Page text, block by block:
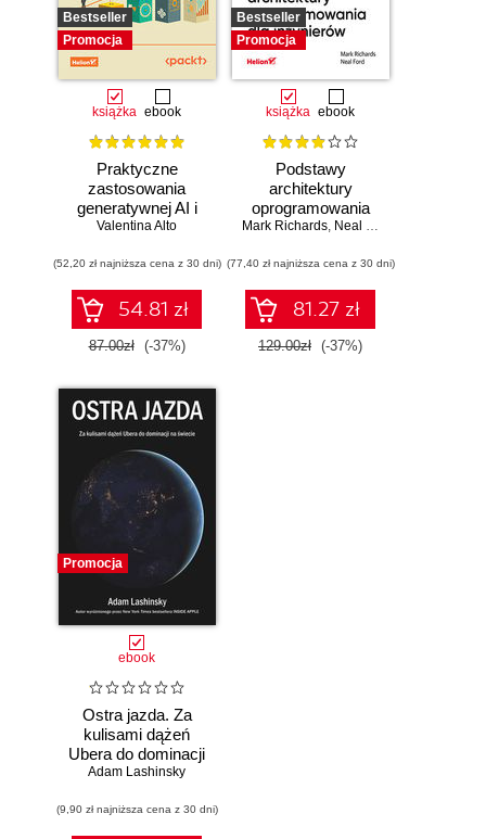
Bestseller
Promocja
książka ebook
Praktyczne
zastosowania
generatywnej AI i
ChatGPT.
potencjał inżynierii
promptów z
technologiami
OpenAI dla
zwiększenia
kreatywności.
Wydanie II
Valentina Alto
(52,20 zł najniższa cena z 30 dni)
54.81 zł
87.00zł (-37%)
Bestseller
Promocja
książka ebook
Podstawy
architektury
oprogramowania
dla inżynierów.
Mark Richards, Neal Ford
(77,40 zł najniższa cena z 30 dni)
81.27 zł
129.00zł (-37%)
Promocja
ebook
Ostra jazda. Za
kulisami dążeń
Ubera do dominacji
na świecie
Adam Lashinsky
(9,90 zł najniższa cena z 30 dni)